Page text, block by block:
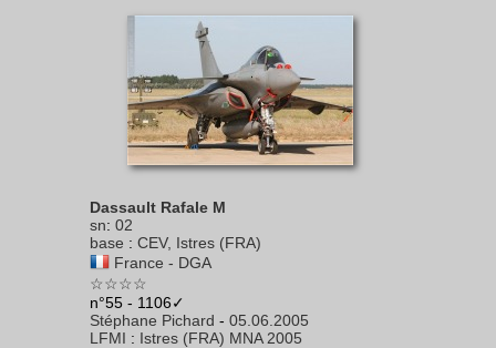
Dassault Rafale M
sn: 02
base : CEV, Istres (FRA)
France - DGA
☆☆☆☆
n°55 - 1106✓
Stéphane Pichard - 05.06.2005
LFMI : Istres (FRA) MNA 2005